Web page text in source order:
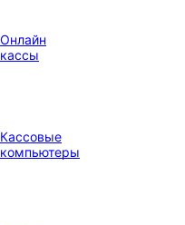
Онлайн
кассы
Кассовые
компьютеры